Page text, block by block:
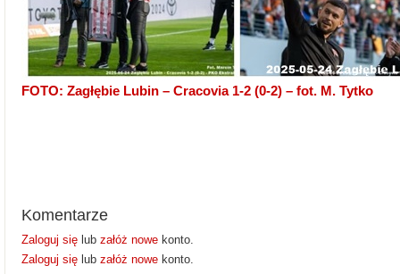
FOTO: Zagłębie Lubin – Cracovia 1-2 (0-2) – fot. M. Tytko
Komentarze
Zaloguj się lub załóż nowe konto.
Zaloguj się lub załóż nowe konto.